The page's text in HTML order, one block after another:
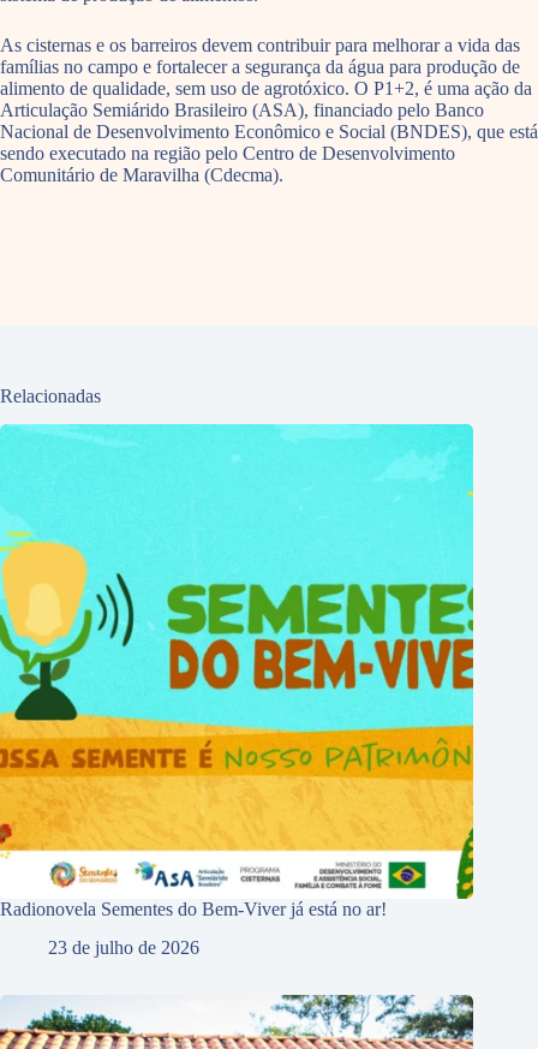
As cisternas e os barreiros devem contribuir para melhorar a vida das
famílias no campo e fortalecer a segurança da água para produção de
alimento de qualidade, sem uso de agrotóxico. O P1+2, é uma ação da
Articulação Semiárido Brasileiro (ASA), financiado pelo Banco
Nacional de Desenvolvimento Econômico e Social (BNDES), que está
sendo executado na região pelo Centro de Desenvolvimento
Comunitário de Maravilha (Cdecma).
Relacionadas
Radionovela Sementes do Bem-Viver já está no ar!
23 de julho de 2026